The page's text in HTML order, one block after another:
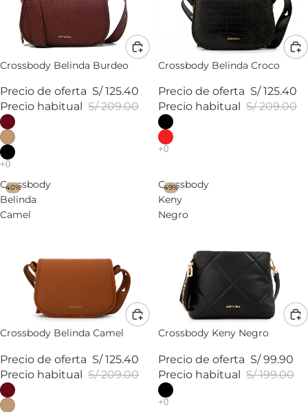
Crossbody Belinda Burdeo
Precio de oferta S/ 125.40
Precio habitual
S/ 209.00
Crossbody Belinda Croco
Precio de oferta S/ 125.40
Precio habitual
S/ 209.00
Crossbody
Belinda
Camel
40%
Crossbody Belinda Camel
Precio de oferta S/ 125.40
Precio habitual S/ 209.00
Crossbody
Keny
Negro
49%
Crossbody Keny Negro
Precio de oferta S/ 99.90
Precio habitual S/ 199.00